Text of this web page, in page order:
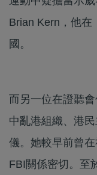
Brian Kern，他在
國。
而另一位在證聽
中亂港組織、港
儀。她較早前曾
FBI關係密切。至